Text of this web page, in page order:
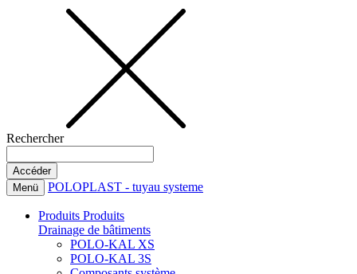
Rechercher
Menü POLOPLAST - tuyau systeme
Produits Produits
Drainage de bâtiments
POLO-KAL XS
POLO-KAL 3S